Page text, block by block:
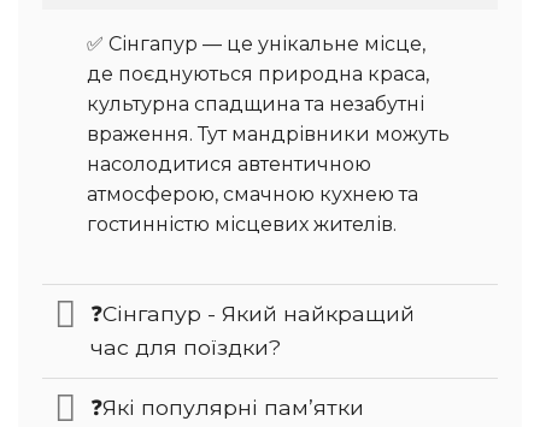
✅ Сінгапур — це унікальне місце,
де поєднуються природна краса,
культурна спадщина та незабутні
враження. Тут мандрівники можуть
насолодитися автентичною
атмосферою, смачною кухнею та
гостинністю місцевих жителів.
❓Сінгапур - Який найкращий
час для поїздки?
❓Які популярні пам’ятки